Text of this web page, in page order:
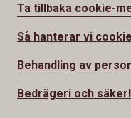
Ta tillbaka cookie-
Så hanterar vi
Behandling av
Bedrägeri och